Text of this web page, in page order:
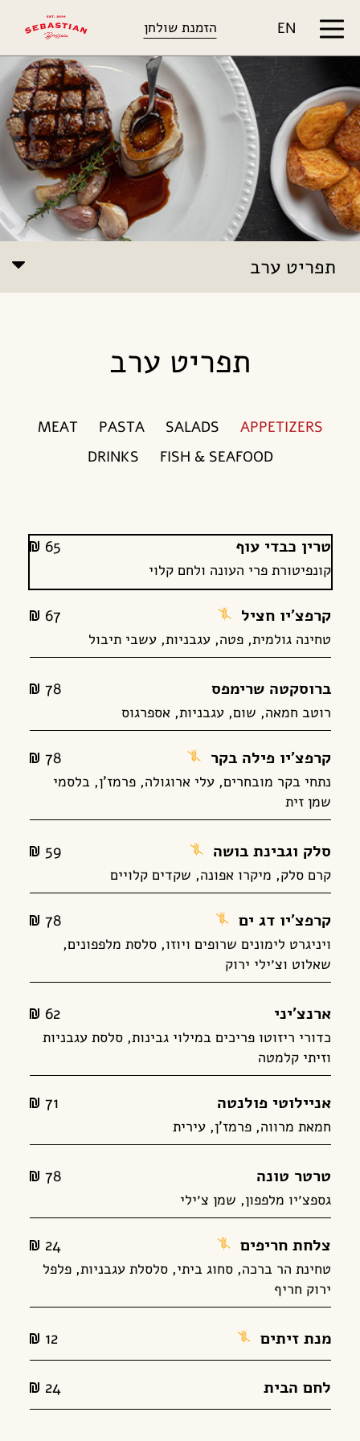
EN הזמנת שולחן
תפריט ערב
תפריט ערב
APPETIZERS
SALADS
PASTA
MEAT
FISH & SEAFOOD
DRINKS
טרין כבדי עוף 65
קונפיטורת פרי העונה ולחם קלוי
קרפצ'יו חציל מנה
ללא
גלוטן
67
טחינה גולמית, פטה, עגבניות, עשבי תיבול
ברוסקטה שרימפס 78
רוטב חמאה, שום, עגבניות, אספרגוס
קרפצ'יו פילה בקר מנה
ללא
78
נתחי בקר מובחרים, עלי ארוגולה, פרמז’ן, בלסמי
שמן זית
סלק וגבינת בושה מנה
ללא
גלוטן
59
קרם סלק, מיקרו אפונה, שקדים קלויים
קרפצ'יו דג ים מנה
ללא
גלוטן
78
ויניגרט לימונים שרופים ויוזו, סלסת מלפפונים,
שאלוט וצ׳ילי ירוק
ארנצ'יני 62
כדורי ריזוטו פריכים במילוי גבינות, סלסת עגבניות
וזיתי קלמטה
אניילוטי פולנטה 71
חמאת מרווה, פרמז'ן, עירית
טרטר טונה 78
גספצ׳יו מלפפון, שמן צ׳ילי
צלחת חריפים מנה
ללא
24
טחינת הר ברכה, סחוג ביתי, סלסלת עגבניות, פלפל
ירוק חריף
מנת זיתים מנה
ללא
12
לחם הבית
24